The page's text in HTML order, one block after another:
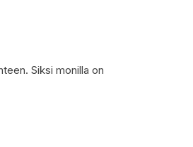
Siksi monilla on